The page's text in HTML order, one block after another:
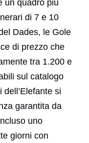
un quadro più
di 7 e 10
Dades, le Gole
di prezzo che
tra 1.200 e
sul catalogo
dell’Elefante si
garantita da
uno
giorni con